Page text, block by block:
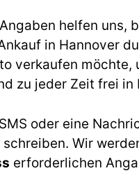
helfen uns,
in Hannover
verkaufen
zu jeder Zeit frei
oder eine
schreiben. Wir
erforderlichen